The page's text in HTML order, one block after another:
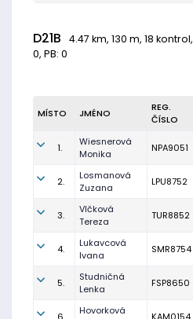
D21B 4.47 km, 130 m, 18 kontrol,
0, PB: 0
MÍSTO JMÉNO
REG.
ČÍSLO
1.
Wiesnerová
Monika
NPA9051
2.
Losmanová
Zuzana
LPU8752
3.
Vlčková
Tereza
TUR8852
4.
Lukavcová
Ivana
SMR8754
5.
Studničná
Lenka
FSP8650
Hovorková